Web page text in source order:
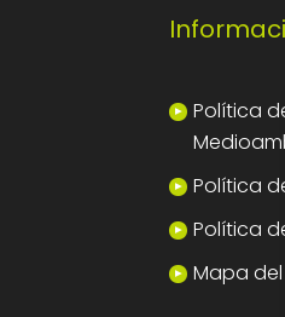
Política
Política
Política
Mapa del